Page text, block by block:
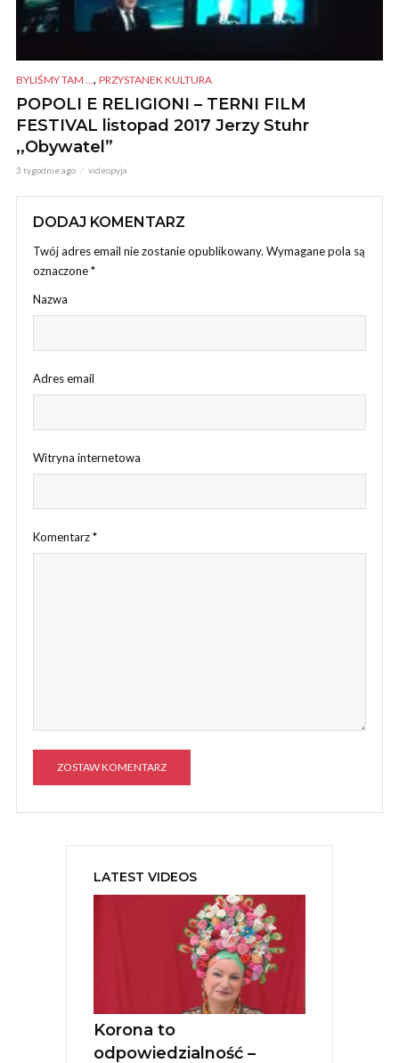
BYLIŚMY TAM ..., PRZYSTANEK KULTURA
POPOLI E RELIGIONI – TERNI FILM
FESTIVAL listopad 2017 Jerzy Stuhr
,,Obywatel”
3 tygodnie ago videopyja
DODAJ KOMENTARZ
Twój adres email nie zostanie opublikowany. Wymagane pola są
oznaczone*
Nazwa
Adres email
Witryna internetowa
Komentarz*
A
LATEST VIDEOS
Korona to
odpowiedzialność –